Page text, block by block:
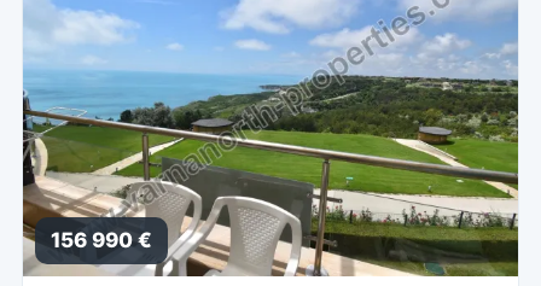
156 990 €